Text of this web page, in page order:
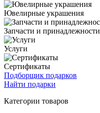
Ювелирные украшения
Запчасти и принадлежности
Услуги
Сертификаты
Подборщик подарков
Найти подарки
Категории товаров